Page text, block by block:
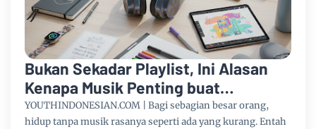
Bukan Sekadar Playlist, Ini Alasan
Kenapa Musik Penting buat
Kesehatan Mental dan Fisik
YOUTHINDONESIAN.COM | Bagi sebagian besar orang,
hidup tanpa musik rasanya seperti ada yang kurang. Entah